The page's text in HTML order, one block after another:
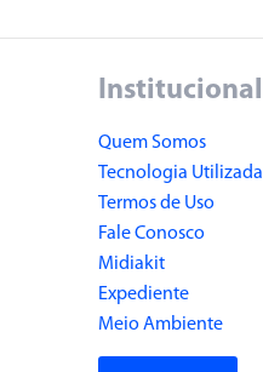
Institucional
Quem Somos
Tecnologia Utilizada
Termos de Uso
Fale Conosco
Midiakit
Expediente
Meio Ambiente